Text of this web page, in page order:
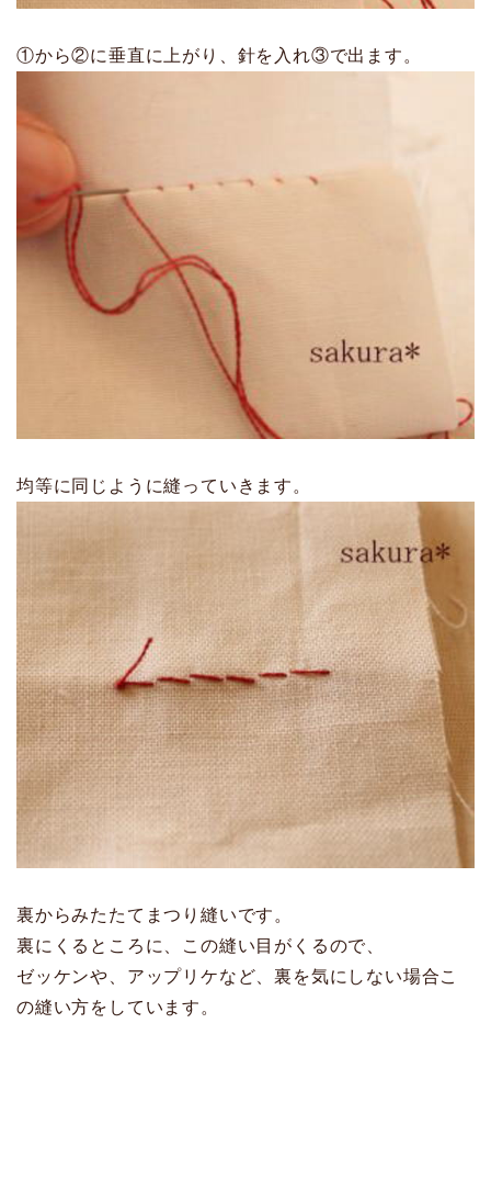
①から②に垂直に上がり、針を入れ③で出ます。
均等に同じように縫っていきます。
裏からみたたてまつり縫いです。
裏にくるところに、この縫い目がくるので、
ゼッケンや、アップリケなど、裏を気にしない場合こ
の縫い方をしています。